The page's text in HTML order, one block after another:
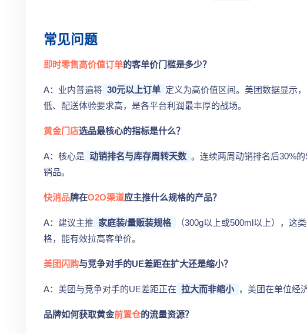
常见问题
即时零售高价值订单的客单价门槛是多少？
A：业内普遍将 30元以上订单 定义为高价值区间。美团数据显示
低、配送体验要求高，是各平台利润最丰厚的战场。
黄金门店选品最核心的指标是什么？
A：核心是 动销排名与库存周转天数 。连续两周动销排名后30%
销品。
快消品牌在O2O渠道应主推什么规格的产品？
A：建议主推 家庭装/量贩装规格
（300g以上或500ml以上），这
格，能有效拉高客单价。
美团闪购与竞争对手的UE差距在扩大还是缩小？
A：美团与竞争对手的UE差距正在 拉大而非缩小 ，美团在单位经
品牌如何获取黄金前置仓的流量资源？